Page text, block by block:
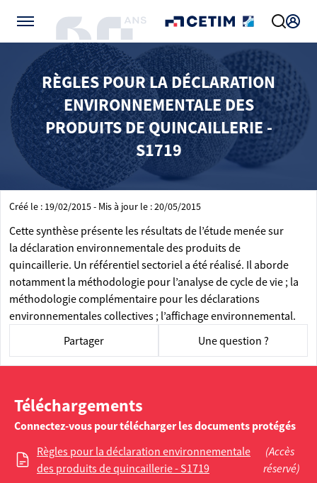
RÈGLES POUR LA DÉCLARATION
ENVIRONNEMENTALE DES
PRODUITS DE QUINCAILLERIE -
S1719
Créé le : 19/02/2015 - Mis à jour le : 20/05/2015
Cette synthèse présente les résultats de l’étude menée sur
la déclaration environnementale des produits de
quincaillerie. Un référentiel sectoriel a été réalisé. Il aborde
notamment la méthodologie pour l’analyse de cycle de vie ; la
méthodologie complémentaire pour les déclarations
environnementales collectives ; l’affichage environnemental.
Partager
Une question ?
Téléchargements
Connectez-vous pour télécharger les documents protégés
Règles pour la déclaration environnementale
des produits de quincaillerie - S1719
(Accès
réservé)